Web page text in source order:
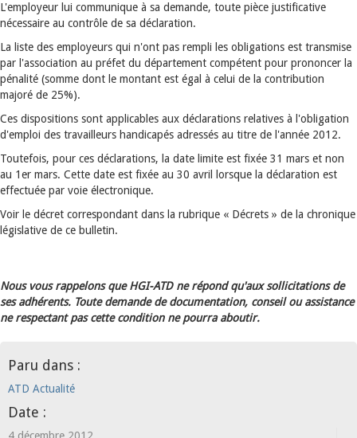
L'employeur lui communique à sa demande, toute pièce justificative
nécessaire au contrôle de sa déclaration.
La liste des employeurs qui n'ont pas rempli les obligations est transmise
par l'association au préfet du département compétent pour prononcer la
pénalité (somme dont le montant est égal à celui de la contribution
majoré de 25%).
Ces dispositions sont applicables aux déclarations relatives à l'obligation
d'emploi des travailleurs handicapés adressés au titre de l'année 2012.
Toutefois, pour ces déclarations, la date limite est fixée 31 mars et non
au 1er mars. Cette date est fixée au 30 avril lorsque la déclaration est
effectuée par voie électronique.
Voir le décret correspondant dans la rubrique « Décrets » de la chronique
législative de ce bulletin.
Nous vous rappelons que HGI-ATD ne répond qu'aux sollicitations de
ses adhérents. Toute demande de documentation, conseil ou assistance
ne respectant pas cette condition ne pourra aboutir.
Paru dans :
ATD Actualité
Date :